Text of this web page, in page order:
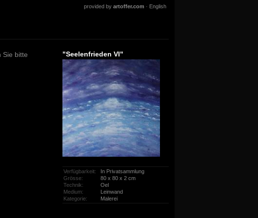
provided by artoffer.com · English
Sie bitte
"Seelenfrieden VI"
Verfügbarkeit:
In Privatsammlung
Grösse:
80 x 80 x 2 cm
Technik:
Oel
Medium:
Leinwand
Kategorie:
Malerei